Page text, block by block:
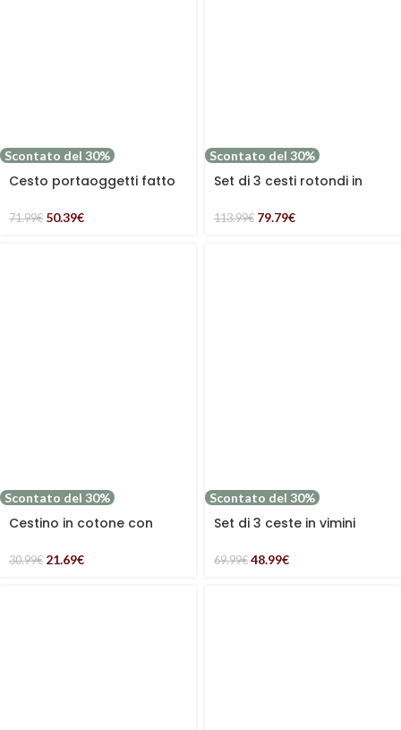
Scontato del 30%
Cesto portaoggetti fatto
71.99€ 50.39€
Scontato del 30%
Set di 3 cesti rotondi in
113.99€ 79.79€
Scontato del 30%
Cestino in cotone con
30.99€ 21.69€
Scontato del 30%
Set di 3 ceste in vimini
69.99€ 48.99€